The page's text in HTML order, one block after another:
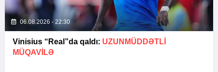
06.08.2026 - 22:30
Vinisius “Real”da qaldı: UZUNMÜDDƏTLİ
MÜQAVİLƏ